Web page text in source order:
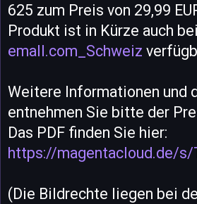
625 zum Preis von 29,99
Produkt ist in Kürze auch bei
emall.com_Schweiz
Weitere Informationen und
entnehmen Sie bitte der
Das PDF finden Sie hier:
https://magentacloud.de/s/
(Die Bildrechte liegen bei